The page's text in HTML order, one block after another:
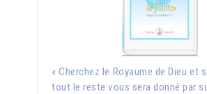
« Cherchez le Royaume de Dieu et
tout le reste vous sera donné par